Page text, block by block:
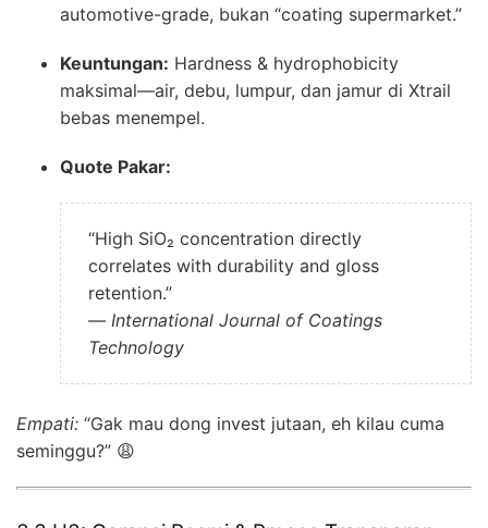
automotive-grade, bukan “coating supermarket.”
Keuntungan: Hardness & hydrophobicity
maksimal—air, debu, lumpur, dan jamur di Xtrail
bebas menempel.
Quote Pakar:
“High SiO₂ concentration directly
correlates with durability and gloss
retention.”
— International Journal of Coatings
Technology
Empati: “Gak mau dong invest jutaan, eh kilau cuma
seminggu?” 😩